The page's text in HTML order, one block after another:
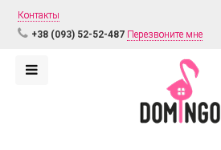
Контакты
+38 (093) 52-52-487 Перезвоните мне